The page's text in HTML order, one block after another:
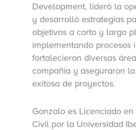
Development, lideró la
y desarrolló estrategias
objetivos a corto y largo
implementando procesos
fortalecieron diversas
compañía y aseguraron
exitosa de proyectos.
Gonzalo es Licenciado en
Civil por la Universidad